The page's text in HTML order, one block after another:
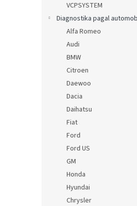
VCPSYSTEM
Diagnostika pagal
Alfa Romeo
Audi
BMW
Citroen
Daewoo
Dacia
Daihatsu
Fiat
Ford
Ford US
GM
Honda
Hyundai
Chrysler